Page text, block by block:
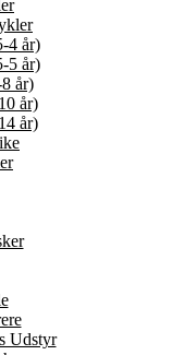
4 år)
5 år)
år)
år)
år)
Udstyr